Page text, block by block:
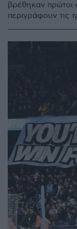
βρέθηκαν πρώτοι
περιγράφουν τις